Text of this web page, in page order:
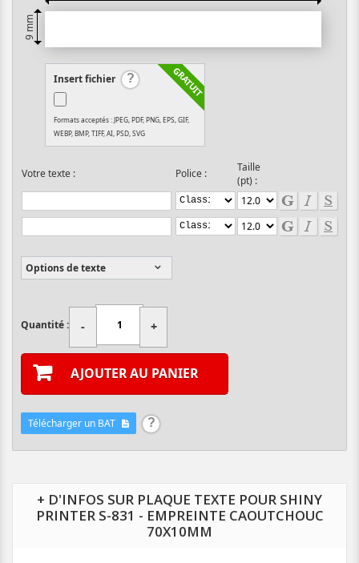
9 mm
Insert fichier
Formats acceptés : JPEG, PDF, PNG, EPS, GIF,
WEBP, BMP, TIFF, AI, PSD, SVG
Votre texte : Police :
Taille
(pt) :
Options de texte
Quantité : - +
AJOUTER AU PANIER
Télécharger un BAT
+ D'INFOS SUR PLAQUE TEXTE POUR SHINY
PRINTER S-831 - EMPREINTE CAOUTCHOUC
70X10MM